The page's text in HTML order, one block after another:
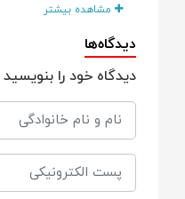
کودکان
کاربری:
بازی کودکانه،
سرگرمی آموزشی
رده سنی پیشنهادی:
مشاهده بیشتر
دیدگاه‌ها
دیدگاه خود را بنویسید